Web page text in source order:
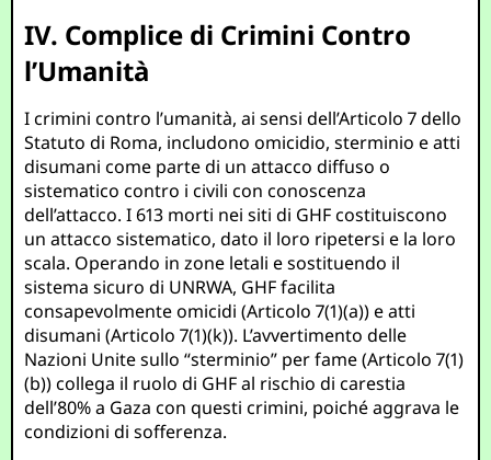
IV. Complice di Crimini Contro
l’Umanità
I crimini contro l’umanità, ai sensi dell’Articolo 7 dello
Statuto di Roma, includono omicidio, sterminio e atti
disumani come parte di un attacco diffuso o
sistematico contro i civili con conoscenza
dell’attacco. I 613 morti nei siti di GHF costituiscono
un attacco sistematico, dato il loro ripetersi e la loro
scala. Operando in zone letali e sostituendo il
sistema sicuro di UNRWA, GHF facilita
consapevolmente omicidi (Articolo 7(1)(a)) e atti
disumani (Articolo 7(1)(k)). L’avvertimento delle
Nazioni Unite sullo “sterminio” per fame (Articolo 7(1)
(b)) collega il ruolo di GHF al rischio di carestia
dell’80% a Gaza con questi crimini, poiché aggrava le
condizioni di sofferenza.